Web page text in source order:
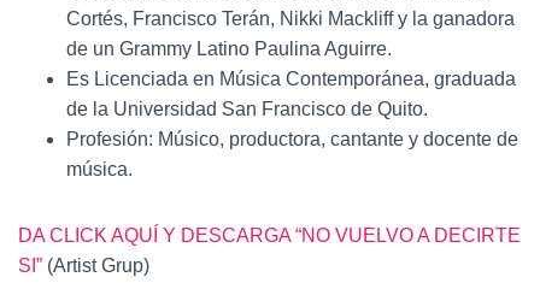
Cortés, Francisco Terán, Nikki Mackliff y la ganadora
de un Grammy Latino Paulina Aguirre.
Es Licenciada en Música Contemporánea, graduada
de la Universidad San Francisco de Quito.
Profesión: Músico, productora, cantante y docente de
música.
DA CLICK AQUÍ Y DESCARGA “NO VUELVO A DECIRTE
SI” (Artist Grup)